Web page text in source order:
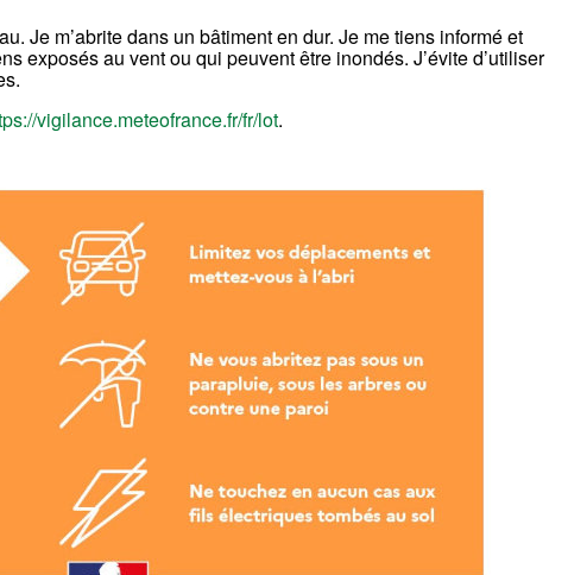
Je m’abrite dans un bâtiment en dur. Je me tiens informé et
exposés au vent ou qui peuvent être inondés. J’évite d’utiliser
vigilance.meteofrance.fr/fr/lot.